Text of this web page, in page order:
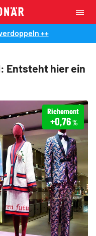
++
Entsteht hier ein
Richemont
+0,76%